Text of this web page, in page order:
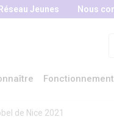
Réseau Jeunes Nous
Fonctionnement
de Nice 2021